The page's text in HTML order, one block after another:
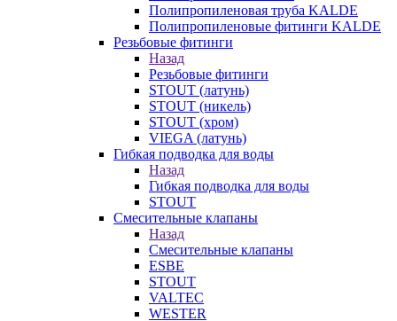
Полипропиленовая труба KALDE
Полипропиленовые фитинги KALDE
Резьбовые фитинги
Назад
Резьбовые фитинги
STOUT (латунь)
STOUT (никель)
STOUT (хром)
VIEGA (латунь)
Гибкая подводка для воды
Назад
Гибкая подводка для воды
STOUT
Смесительные клапаны
Назад
Смесительные клапаны
ESBE
STOUT
VALTEC
WESTER